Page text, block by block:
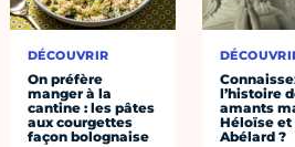
DÉCOUVRIR
On préfère
manger à la
cantine : les pâtes
aux courgettes
façon bolognaise
l’histoire
amants
Héloïse et
Abélard ?